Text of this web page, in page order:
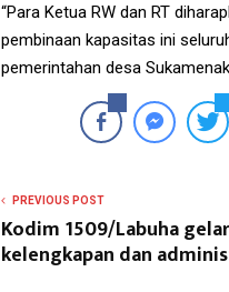
“Para Ketua RW dan RT
pembinaan kapasitas ini
pemerintahan desa
PREVIOUS POST
Kodim 1509/Labuha
kelengkapan dan